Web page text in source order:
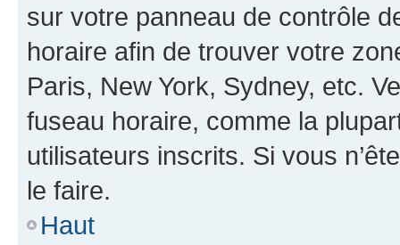
sur votre panneau de contrôle
horaire afin de trouver votre
Paris, New York, Sydney, etc.
fuseau horaire, comme la
utilisateurs inscrits. Si vous
le faire.
Haut